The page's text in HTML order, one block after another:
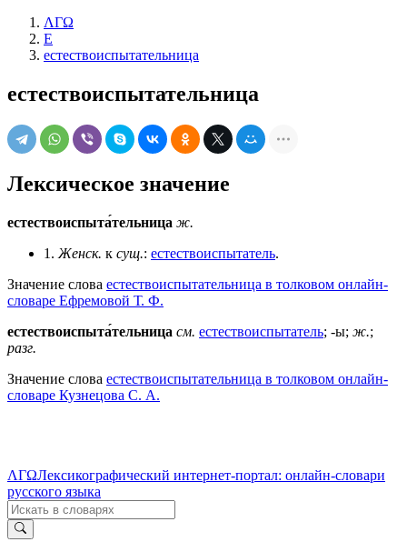
ΛΓΩ
Е
естествоиспытательница
естествоиспытательница
Лексическое значение
естествоиспыта́тельница ж.
1. Женск. к сущ.: естествоиспытатель.
Значение слова естествоиспытательница в толковом онлайн-
словаре Ефремовой Т. Ф.
естествоиспыта́тельница см. естествоиспытатель; -ы; ж.;
разг.
Значение слова естествоиспытательница в толковом онлайн-
словаре Кузнецова С. А.
ΛΓΩЛексикографический интернет-портал: онлайн-словари
русского языка